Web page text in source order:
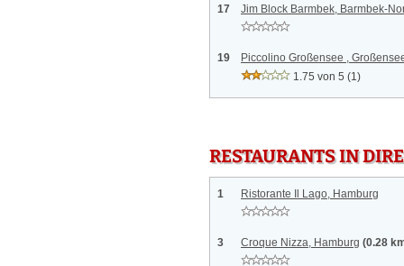
17 Jim Block Barmbek, Barmbek-
19
Piccolino Großensee ,
1.75 von 5 (1)
RESTAURANTS IN
1 Ristorante Il Lago, Hamburg
3 Croque Nizza, Hamburg (0.28